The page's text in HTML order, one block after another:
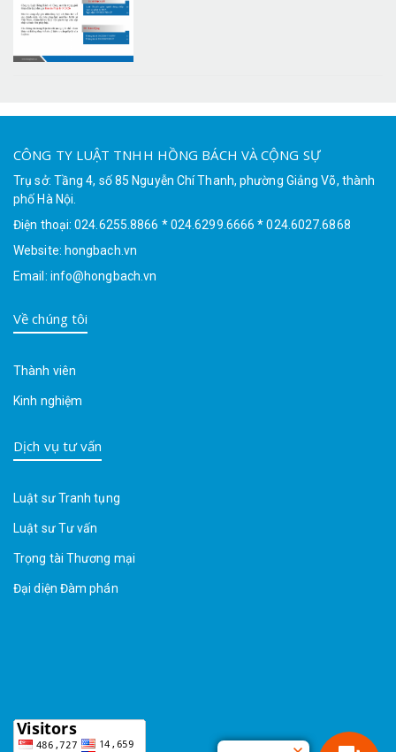
CÔNG TY LUẬT TNHH HỒNG BÁCH VÀ CỘNG SỰ
Trụ sở: Tầng 4, số 85 Nguyễn Chí Thanh, phường Giảng Võ, thành
phố Hà Nội.
Điện thoại: 024.6255.8866 * 024.6299.6666 * 024.6027.6868
Website: hongbach.vn
Email: info@hongbach.vn
Về chúng tôi
Thành viên
Kinh nghiệm
Dịch vụ tư vấn
Luật sư Tranh tụng
Luật sư Tư vấn
Trọng tài Thương mại
Đại diện Đàm phán